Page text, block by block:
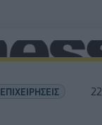
ΕΠΙΧΕΙΡΗΣΕΙΣ